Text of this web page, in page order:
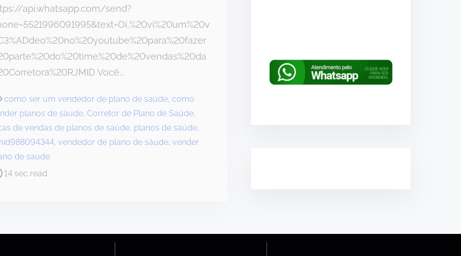
api.whatsapp.com/send?
Você…
como ser um vendedor de plano de saúde, como
planos de sáude, Corretor de Plano de Saúde,
de vendas de planos de saúde, planos de saúde,
, vendedor de plano de sáude, vender
de saúde
14 sec read